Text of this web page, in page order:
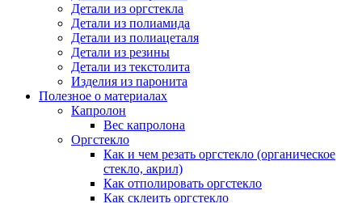
Детали из оргстекла
Детали из полиамида
Детали из полиацеталя
Детали из резины
Детали из текстолита
Изделия из паронита
Полезное о материалах
Капролон
Вес капролона
Оргстекло
Как и чем резать оргстекло (органическое
стекло, акрил)
Как отполировать оргстекло
Как склеить оргстекло